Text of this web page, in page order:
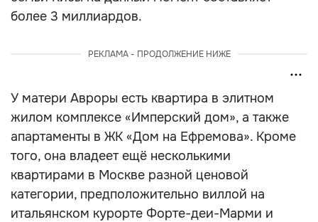
более 3 миллиардов.
РЕКЛАМА - ПРОДОЛЖЕНИЕ НИЖЕ
У матери Авроры есть квартира в элитном
жилом комплексе «Имперский дом», а также
апартаменты в ЖК «Дом на Ефремова». Кроме
того, она владеет ещё несколькими
квартирами в Москве разной ценовой
категории, предположительно виллой на
итальянском курорте Форте-деи-Марми и